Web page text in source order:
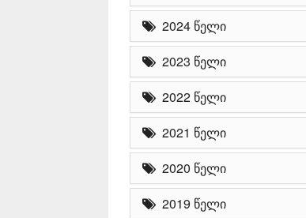
2024 წელი
2023 წელი
2022 წელი
2021 წელი
2020 წელი
2019 წელი